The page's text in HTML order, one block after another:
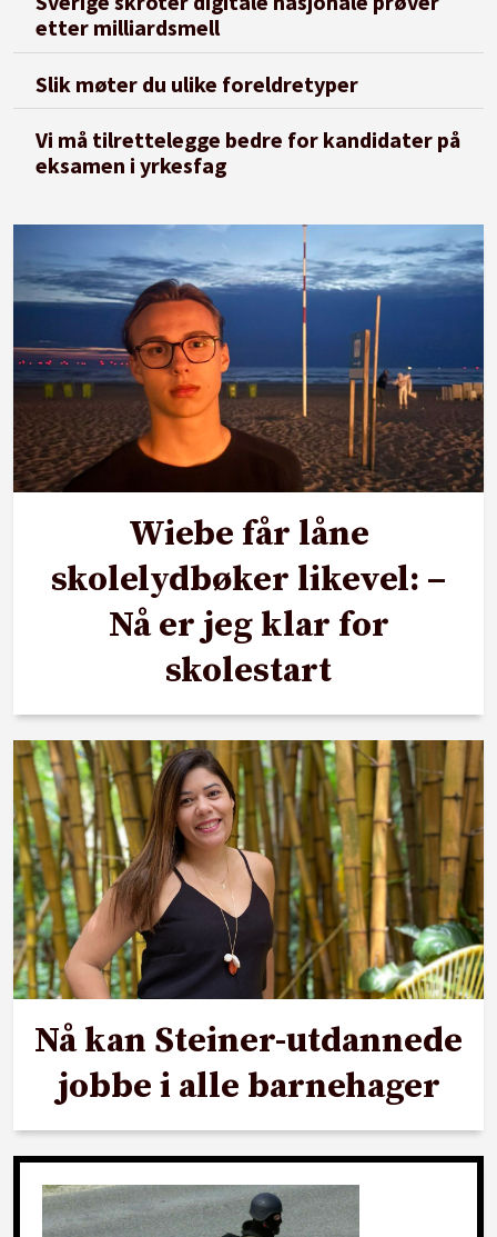
etter milliardsmell
Slik møter du ulike foreldretyper
Vi må tilrettelegge bedre for kandidater på
eksamen i yrkesfag
Wiebe får låne
skolelydbøker likevel: –
Nå er jeg klar for
skolestart
Nå kan Steiner-utdannede
jobbe i alle barnehager